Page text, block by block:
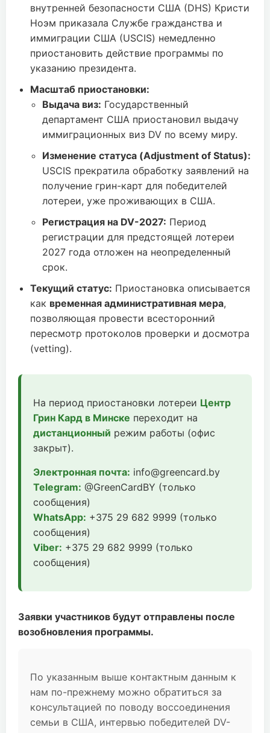
внутренней безопасности США (DHS) Кристи
Ноэм приказала Службе гражданства и
иммиграции США (USCIS) немедленно
приостановить действие программы по
указанию президента.
Масштаб приостановки:
Выдача виз: Государственный
департамент США приостановил выдачу
иммиграционных виз DV по всему миру.
Изменение статуса (Adjustment of Status):
USCIS прекратила обработку заявлений на
получение грин-карт для победителей
лотереи, уже проживающих в США.
Регистрация на DV-2027: Период
регистрации для предстоящей лотереи
2027 года отложен на неопределенный
срок.
Текущий статус: Приостановка описывается
как временная административная мера,
позволяющая провести всесторонний
пересмотр протоколов проверки и досмотра
(vetting).
На период приостановки лотереи Центр
Грин Кард в Минске переходит на
дистанционный режим работы (офис
закрыт).
Электронная почта: info@greencard.by
Telegram: @GreenCardBY (только
сообщения)
WhatsApp: +375 29 682 9999 (только
сообщения)
Viber: +375 29 682 9999 (только
сообщения)
Заявки участников будут отправлены после
возобновления программы.
По указанным выше контактным данным к
нам по-прежнему можно обратиться за
консультацией по поводу воссоединения
семьи в США, интервью победителей DV-